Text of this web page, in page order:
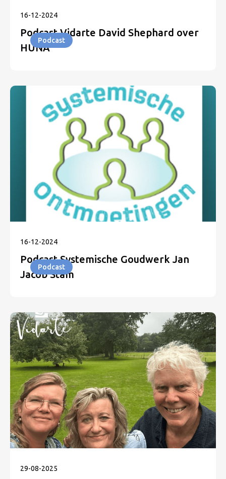
16-12-2024
Podcast Vidarte David Shephard over
HUNA
Podcast
16-12-2024
Podcast Systemische Goudwerk Jan
Jacob Stam
Podcast
29-08-2025